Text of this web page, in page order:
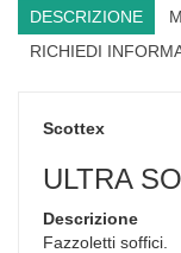
DESCRIZIONE
RICHIEDI
Scottex
ULTRA
Descrizione
Fazzoletti soffici.